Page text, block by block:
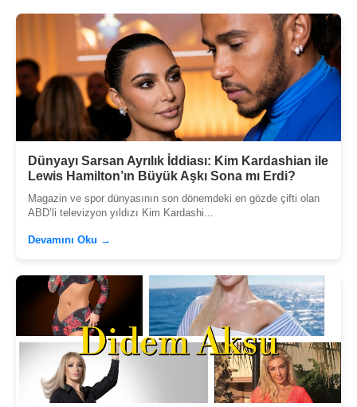
Dünyayı Sarsan Ayrılık İddiası: Kim Kardashian ile
Lewis Hamilton’ın Büyük Aşkı Sona mı Erdi?
Magazin ve spor dünyasının son dönemdeki en gözde çifti olan
ABD’li televizyon yıldızı Kim Kardashi...
Devamını Oku →